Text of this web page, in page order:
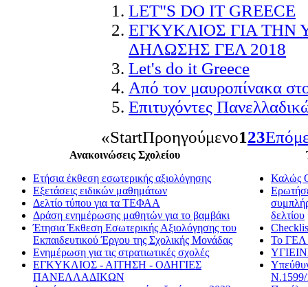
LET"S DO IT GREECE
EΓΚΥΚΛΙΟΣ ΓΙΑ
ΔΗΛΩΣΗΣ ΓΕΛ 2018
Let's do it Greece
Από τον μαυροπίνακα
Επιτυχόντες
«StartΠροηγούμενο123
Ανακοινώσεις Σχολείου
Ετήσια έκθεση εσωτερικής αξιολόγησης
Εξετάσεις ειδικών μαθημάτων
Δελτίο τύπου για τα ΤΕΦΑΑ
Δράση ενημέρωσης μαθητών για το βαμβάκι
Έτησια Έκθεση Εσωτερικής Αξιολόγησης του
Εκπαιδευτικού Έργου της Σχολικής Μονάδας
Ενημέρωση για τις στρατιωτικές σχολές
ΕΓΚΥΚΛΙΟΣ - ΑΙΤΗΣΗ - ΟΔΗΓΙΕΣ
ΠΑΝΕΛΛΑΔΙΚΩΝ
Καλώς
δελτίου
Το ΓΕΛ
Ν.1599/